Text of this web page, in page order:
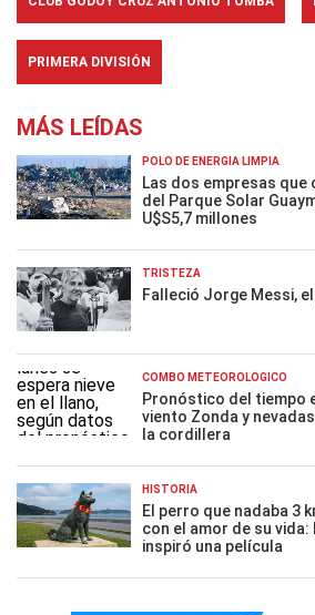
PRIMERA DIVISIÓN
MÁS LEÍDAS
POLO DE ENERGÍA LIMPIA
Las dos empresas que
del Parque Solar
U$S5,7 millones
TRISTEZA
Falleció Jorge Messi,
COMBO METEOROLÓGICO
Pronóstico del tiempo
viento Zonda y
la cordillera
HISTORIA
El perro que nadaba 3
con el amor de su
inspiró una película